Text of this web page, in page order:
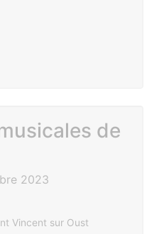
de
2023
Vincent sur Oust